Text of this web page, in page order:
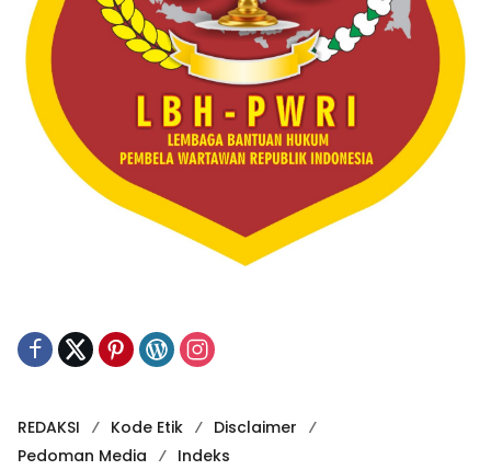
REDAKSI Kode Etik
Disclaimer
Pedoman Media
Indeks